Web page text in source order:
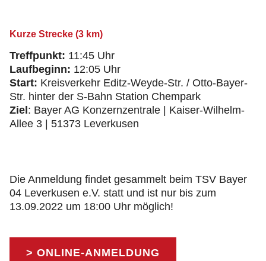
Kurze Strecke (3 km)
Treffpunkt: 11:45 Uhr
Laufbeginn: 12:05 Uhr
Start: Kreisverkehr Editz-Weyde-Str. / Otto-Bayer-
Str. hinter der S-Bahn Station Chempark
Ziel : Bayer AG Konzernzentrale | Kaiser-Wilhelm-
Allee 3 | 51373 Leverkusen
Die Anmeldung findet gesammelt beim TSV Bayer
04 Leverkusen e.V. statt und ist nur bis zum
13.09.2022 um 18:00 Uhr möglich!
> ONLINE-ANMELDUNG